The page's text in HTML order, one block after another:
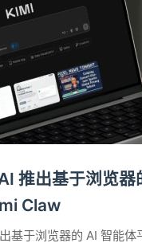
推出基于浏览器
Claw
基于浏览器的 AI 智能体